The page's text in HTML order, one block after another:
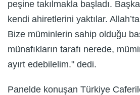
peşine takılmakla başladı.
kendi ahiretlerini yaktılar.
Bize müminlerin sahip olduğu
münafıkların tarafı nerede,
ayırt edebilelim." dedi.
Panelde konuşan Türkiye